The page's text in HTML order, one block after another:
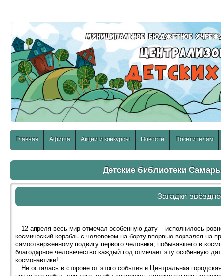
Главная Афиша Акции и конкурсы Новости Посетителям
Детские библиотеки
Загадки
12 апреля весь мир отмечал особенную дату – исполнилось
космический корабль с человеком на борту впервые ворвался на
самоотверженному подвигу первого человека, побывавшего в
благодарное человечество каждый год отмечает эту особенную
космонавтики!
Не осталась в стороне от этого события и Центральная